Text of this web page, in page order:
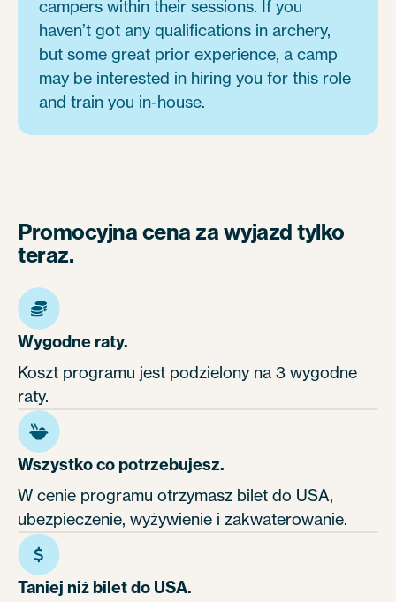
campers within their sessions. If you
haven’t got any qualifications in archery,
but some great prior experience, a camp
may be interested in hiring you for this role
and train you in-house.
Promocyjna cena za wyjazd tylko
teraz.
Wygodne raty.
Koszt programu jest podzielony na 3 wygodne
raty.
Wszystko co potrzebujesz.
W cenie programu otrzymasz bilet do USA,
ubezpieczenie, wyżywienie i zakwaterowanie.
Taniej niż bilet do USA.